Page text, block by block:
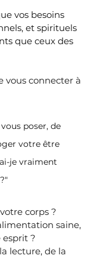
vos besoins
et spirituels
que ceux des
vous connecter à
poser, de
votre être
je vraiment
corps ?
saine,
esprit ?
lecture, de la